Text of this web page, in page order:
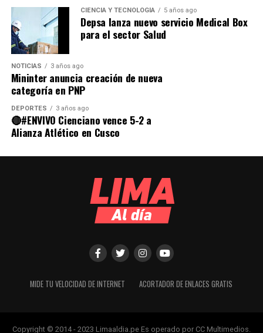
CIENCIA Y TECNOLOGÍA 5 años ago
Depsa lanza nuevo servicio Medical Box
para el sector Salud
NOTICIAS 3 años ago
Mininter anuncia creación de nueva
categoría en PNP
DEPORTES 3 años ago
🔴#ENVIVO Cienciano vence 5-2 a
Alianza Atlético en Cusco
MIDE TU VELOCIDAD DE INTERNET ACORTADOR DE ENLACES GRATIS
Copyright © 2014 - 2023 Limaaldia.pe Es operado por CC Multimedios.